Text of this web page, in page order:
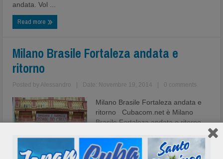
andata. Vol ...
Read more
Milano Brasile Fortaleza andata e
ritorno
Posted by Alessandro Date: Novembre 19, 2014 0 comments
Milano Brasile Fortaleza andata e
ritorno Cubacom.net è Milano
Brasile Fortaleza andata e ritorno,
forte per rimanere a casa, prenota
con Cubacom.net i voli ...